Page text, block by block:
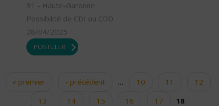
31 - Haute-Garonne
Possibilité de CDI ou CDD
28/04/2025
POSTULER
Pages
« premier ‹ précédent … 10 11
12
13
14 15 16 17 18